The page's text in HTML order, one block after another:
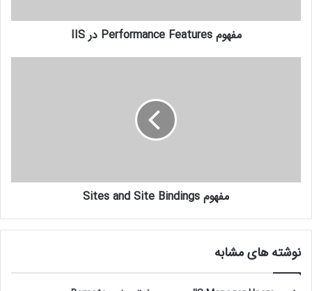
مفهوم Performance Features در IIS
مفهوم Sites and Site Bindings
نوشته های مشابه